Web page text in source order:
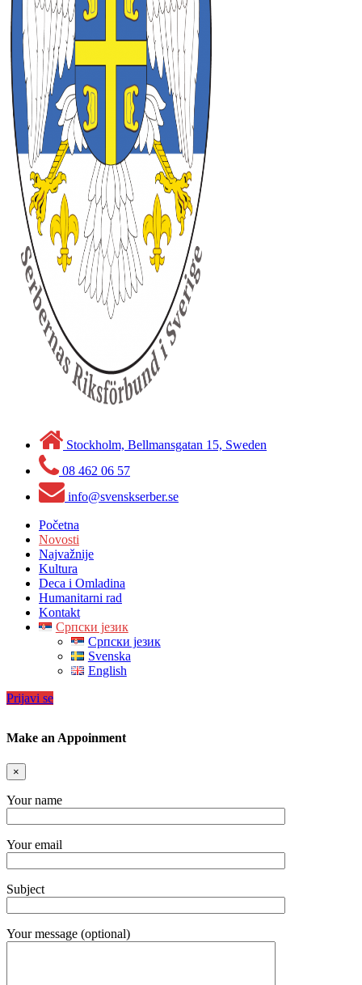
Stockholm, Bellmansgatan 15, Sweden
08 462 06 57
info@svenskserber.se
Početna
Novosti
Najvažnije
Kultura
Deca i Omladina
Humanitarni rad
Kontakt
Српски језик
Српски језик
Svenska
English
Prijavi se
Make an Appoinment
×
Your name
Your email
Subject
Your message (optional)